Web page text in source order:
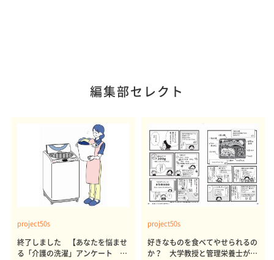
編集部セレクト
project50s
終了しました 【あなたを悩ませ
る「介護の洗濯」アンケート 体
project50s
好きなものを食べてやせられるの
か？ 大学教授と管理栄養士が出